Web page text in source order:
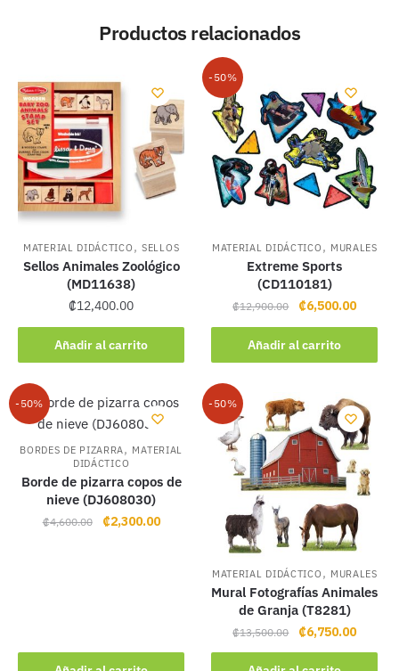
Productos relacionados
MATERIAL DIDÁCTICO ,SELLOS
Sellos Animales Zoológico
(MD11638)
₡12,400.00
Añadir al carrito
-50%
MATERIAL DIDÁCTICO , MURALES
Extreme Sports
(CD110181)
₡12,900.00
Original
price
was:
₡12,900.00.
₡6,500.00Current
price
Añadir al carrito
-50%
BORDES DE PIZARRA, MATERIAL
DIDÁCTICO
Borde de pizarra copos de
nieve (DJ608030)
₡4,600.00
Original
₡2,300.00Current
₡2,300.00.
-50%
MATERIAL DIDÁCTICO , MURALES
Mural Fotografías Animales
de Granja (T8281)
₡13,500.00
Original
price
₡6,750.00Current
price